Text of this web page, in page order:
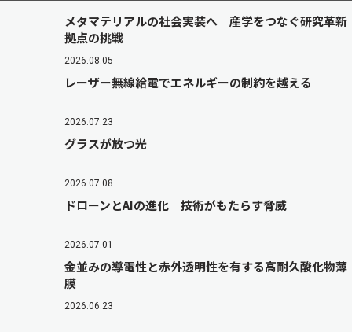
メタマテリアルの社会実装へ 産学をつなぐ研究革新
拠点の挑戦
2026.08.05
レーザー無線給電でエネルギーの制約を越える
2026.07.23
グラスが放つ光
2026.07.08
ドローンとAIの進化 技術がもたらす脅威
2026.07.01
金並みの導電性と赤外透明性を有する高耐久酸化物薄
膜
2026.06.23